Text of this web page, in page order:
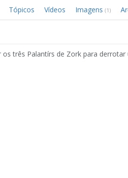
Tópicos Vídeos Imagens (1)
três Palantírs de Zork para